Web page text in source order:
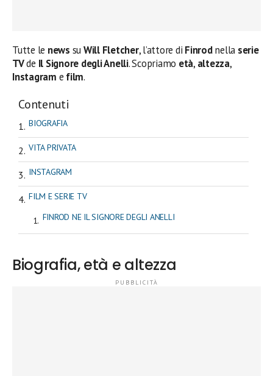
Tutte le news suWill Fletcher, l’attore di Finrodnella serie
TVde Il Signore degli Anelli. Scopriamo età, altezza,
Instagram e film.
Contenuti
BIOGRAFIA
VITA PRIVATA
INSTAGRAM
FILM E SERIE TV
FINROD NE IL SIGNORE DEGLI ANELLI
Biografia, età e altezza